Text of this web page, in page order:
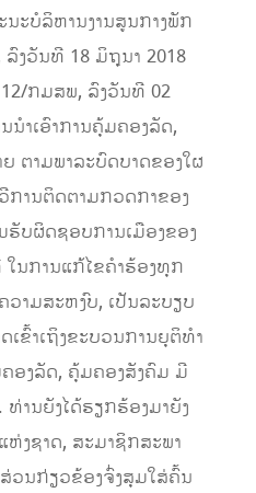
ະບໍລິຫານງານສູນກາງພັກ
ງວັນທີ 18 ມິຖຸນາ 2018
ກມສພ, ລົງວັນທີ 02
ນຳເອົາການຄຸ້ມຄອງລັດ,
ຕາມພາລະບົດບາດຂອງໃຜ
ການຕິດຕາມກວດກາຂອງ
ບຜິດຊອບການເມືອງຂອງ
ນການແກ້ໄຂຄຳຮ້ອງທຸກ
າມສະຫງົບ, ເປັນລະບຽບ
ເຂົ້າເຖິງຂະບວນການຍຸຕິທຳ
ອງລັດ, ຄຸ້ມຄອງສັງຄົມ ມີ
ານຍັງໄດ້ຮຽກຮ້ອງມາຍັງ
ຫ່ງຊາດ, ສະມາຊິກສະພາ
ວນກ່ຽວຂ້ອງຈົ່ງສຸມໃສ່ຄົ້ນ